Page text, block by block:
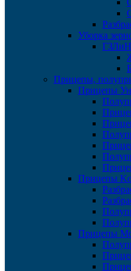
Уборка
ГЗЛиН
Прицепы,
Прицепы
Прицепы
Прицепы